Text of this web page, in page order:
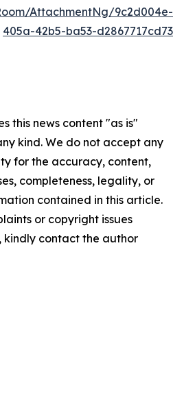
AttachmentNg/9c2d004e-
405a-42b5-ba53-d2867717cd73
this news content "as is"
kind. We do not accept any
for the accuracy, content,
completeness, legality, or
contained in this article.
or copyright issues
contact the author